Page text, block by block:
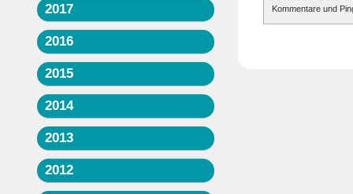
2017
2016
2015
2014
2013
2012
Kommentare und